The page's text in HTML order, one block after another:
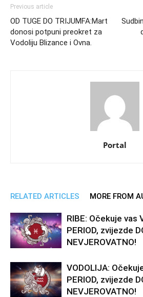
Previous article
OD TUGE DO TRIJUMFA:Mart
donosi potpuni preokret za
Vodoliju Blizance i Ovna.
Portal
RELATED ARTICLES MORE FROM
RIBE: Očekuje vas
PERIOD, zvijezde
NEVJEROVATNO!
VODOLIJA:
PERIOD, zvijezde
NEVJEROVATNO!